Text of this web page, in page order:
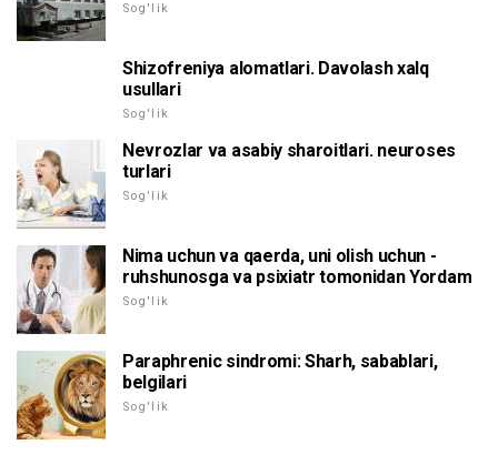
Sog'lik
Shizofreniya alomatlari. Davolash xalq
usullari
Sog'lik
Nevrozlar va asabiy sharoitlari. neuroses
turlari
Sog'lik
Nima uchun va qaerda, uni olish uchun -
ruhshunosga va psixiatr tomonidan Yordam
Sog'lik
Paraphrenic sindromi: Sharh, sabablari,
belgilari
Sog'lik